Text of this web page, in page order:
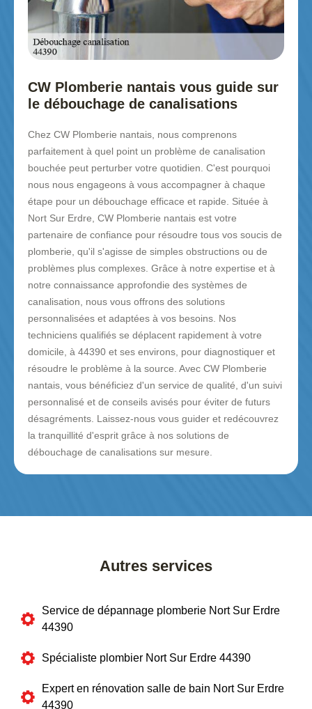
CW Plomberie nantais vous guide sur
le débouchage de canalisations
Chez CW Plomberie nantais, nous comprenons
parfaitement à quel point un problème de canalisation
bouchée peut perturber votre quotidien. C'est pourquoi
nous nous engageons à vous accompagner à chaque
étape pour un débouchage efficace et rapide. Située à
Nort Sur Erdre, CW Plomberie nantais est votre
partenaire de confiance pour résoudre tous vos soucis de
plomberie, qu'il s'agisse de simples obstructions ou de
problèmes plus complexes. Grâce à notre expertise et à
notre connaissance approfondie des systèmes de
canalisation, nous vous offrons des solutions
personnalisées et adaptées à vos besoins. Nos
techniciens qualifiés se déplacent rapidement à votre
domicile, à 44390 et ses environs, pour diagnostiquer et
résoudre le problème à la source. Avec CW Plomberie
nantais, vous bénéficiez d'un service de qualité, d'un suivi
personnalisé et de conseils avisés pour éviter de futurs
désagréments. Laissez-nous vous guider et redécouvrez
la tranquillité d'esprit grâce à nos solutions de
débouchage de canalisations sur mesure.
Autres services
Service de dépannage plomberie Nort Sur Erdre
44390
Spécialiste plombier Nort Sur Erdre 44390
Expert en rénovation salle de bain Nort Sur Erdre
44390